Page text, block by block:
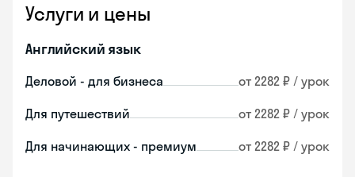
Услуги и цены
Английский язык
Деловой - для бизнеса от 2282 ₽ / урок
Для путешествий от 2282 ₽ / урок
Для начинающих - премиум от 2282 ₽ / урок